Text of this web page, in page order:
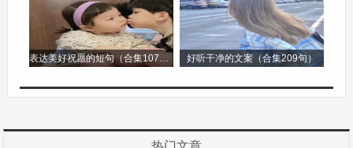
“元旦破晓曙光临，天地同欢喜气盈。”在时光的长
河里，元旦就像一颗璀璨的星辰，照亮了从旧岁迈
向新年的道路，开启了新的华章。
表达美好祝愿的短句（合集107句） 好听干净的文案（合集209句）